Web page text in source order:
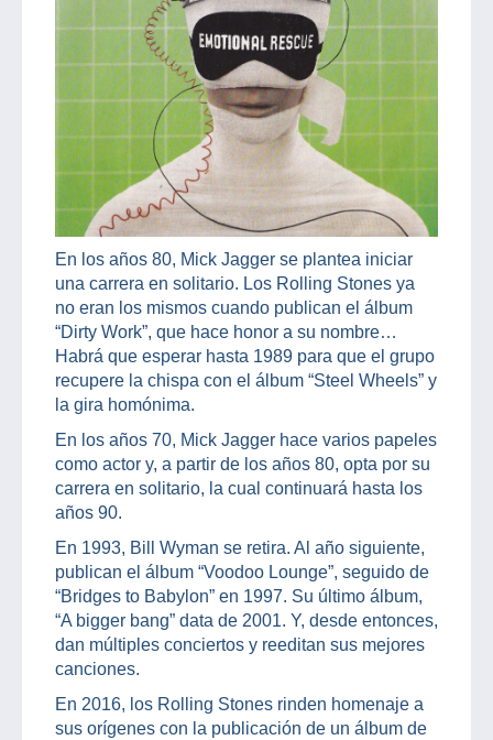
En los años 80, Mick Jagger se plantea iniciar
una carrera en solitario. Los Rolling Stones ya
no eran los mismos cuando publican el álbum
“Dirty Work”, que hace honor a su nombre…
Habrá que esperar hasta 1989 para que el grupo
recupere la chispa con el álbum “Steel Wheels” y
la gira homónima.
En los años 70, Mick Jagger hace varios papeles
como actor y, a partir de los años 80, opta por su
carrera en solitario, la cual continuará hasta los
años 90.
En 1993, Bill Wyman se retira. Al año siguiente,
publican el álbum “Voodoo Lounge”, seguido de
“Bridges to Babylon” en 1997. Su último álbum,
“A bigger bang” data de 2001. Y, desde entonces,
dan múltiples conciertos y reeditan sus mejores
canciones.
En 2016, los Rolling Stones rinden homenaje a
sus orígenes con la publicación de un álbum de